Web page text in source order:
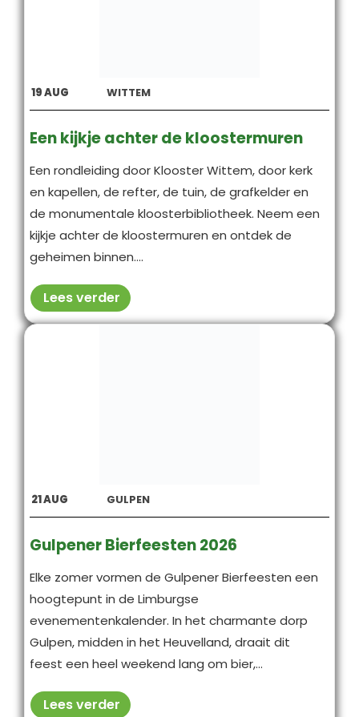
19AUG WITTEM
Een kijkje achter de kloostermuren
Een rondleiding door Klooster Wittem, door kerk
en kapellen, de refter, de tuin, de grafkelder en
de monumentale kloosterbibliotheek. Neem een
kijkje achter de kloostermuren en ontdek de
geheimen binnen....
Lees verder
21AUG GULPEN
Gulpener Bierfeesten 2026
Elke zomer vormen de Gulpener Bierfeesten een
hoogtepunt in de Limburgse
evenementenkalender. In het charmante dorp
Gulpen, midden in het Heuvelland, draait dit
feest een heel weekend lang om bier,...
Lees verder